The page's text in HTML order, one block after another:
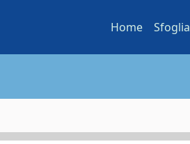
Home Sfoglia